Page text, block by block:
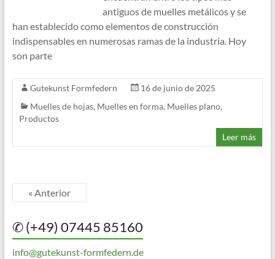
antiguos de muelles metálicos y se
han establecido como elementos de construcción
indispensables en numerosas ramas de la industria. Hoy
son parte
Gutekunst Formfedern
16 de junio de 2025
Muelles de hojas, Muelles en forma, Muelles plano,
Productos
Leer más
« Anterior
✆ (+49) 07445 85160
info@gutekunst-formfedern.de